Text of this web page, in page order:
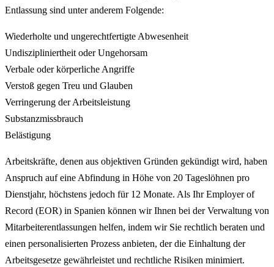
Entlassung sind unter anderem Folgende:
Wiederholte und ungerechtfertigte Abwesenheit
Undiszipliniertheit oder Ungehorsam
Verbale oder körperliche Angriffe
Verstoß gegen Treu und Glauben
Verringerung der Arbeitsleistung
Substanzmissbrauch
Belästigung
Arbeitskräfte, denen aus objektiven Gründen gekündigt wird, haben
Anspruch auf eine Abfindung in Höhe von 20 Tageslöhnen pro
Dienstjahr, höchstens jedoch für 12 Monate. Als Ihr Employer of
Record (EOR) in Spanien können wir Ihnen bei der Verwaltung von
Mitarbeiterentlassungen helfen, indem wir Sie rechtlich beraten und
einen personalisierten Prozess anbieten, der die Einhaltung der
Arbeitsgesetze gewährleistet und rechtliche Risiken minimiert.